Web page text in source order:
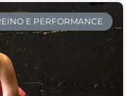
E PERFORMANCE